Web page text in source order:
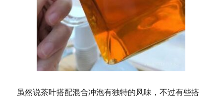
虽然说茶叶搭配混合冲泡有独特的风味，不过有些搭